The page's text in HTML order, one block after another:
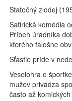
Statočný zlodej
Satirická komédia
Príbeh úradníka
ktorého falošne
Šťastie príde v
Veselohra o
mužov privádza
často až